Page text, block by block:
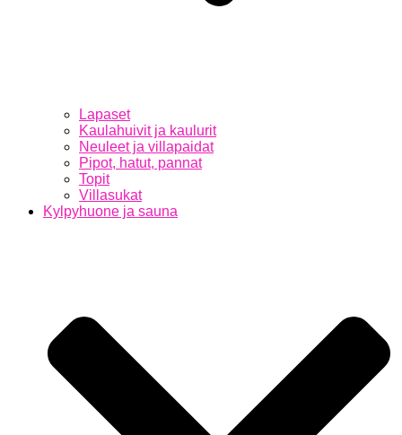
Lapaset
Kaulahuivit ja kaulurit
Neuleet ja villapaidat
Pipot, hatut, pannat
Topit
Villasukat
Kylpyhuone ja sauna